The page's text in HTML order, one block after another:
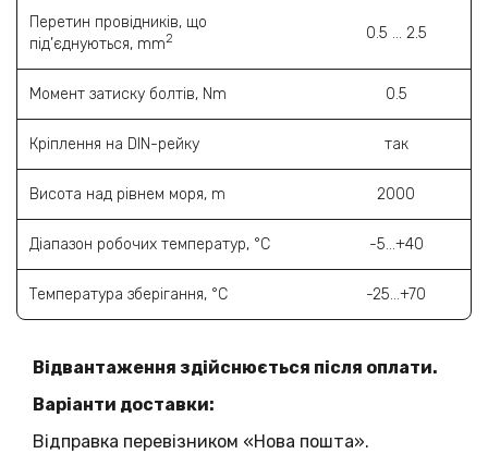
Перетин провідників, що
під’єднуються, mm2 0.5 ... 2.5
Момент затиску болтів, Nm 0.5
Кріплення на DIN-рейку так
Висота над рівнем моря, m 2000
Діапазон робочих температур, °C -5...+40
Температура зберігання, °C -25...+70
Відвантаження здійснюється після оплати.
Варіанти доставки:
Відправка перевізником «Нова пошта».